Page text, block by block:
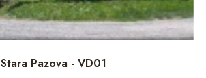
Stara Pazova - VD01